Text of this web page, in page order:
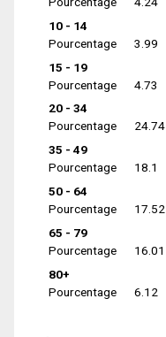
10 - 14
Pourcentage
3.99
15 - 19
Pourcentage
4.73
20 - 34
Pourcentage
24.74
35 - 49
Pourcentage
18.1
50 - 64
Pourcentage
17.52
65 - 79
Pourcentage
16.01
80+
Pourcentage
6.12